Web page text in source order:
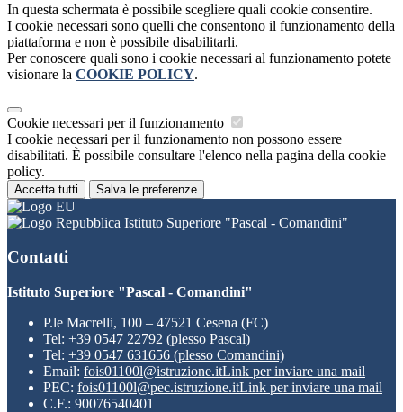
In questa schermata è possibile scegliere quali cookie consentire.
I cookie necessari sono quelli che consentono il funzionamento della
piattaforma e non è possibile disabilitarli.
Per conoscere quali sono i cookie necessari al funzionamento potete
visionare la COOKIE POLICY.
Cookie necessari per il funzionamento
I cookie necessari per il funzionamento non possono essere
disabilitati. È possibile consultare l'elenco nella pagina della cookie
policy.
Accetta tutti Salva le preferenze
Istituto Superiore "Pascal - Comandini"
Contatti
Istituto Superiore "Pascal - Comandini"
P.le Macrelli, 100 – 47521 Cesena (FC)
Tel: +39 0547 22792 (plesso Pascal)
Tel: +39 0547 631656 (plesso Comandini)
Email: fois01100l@istruzione.itLink per inviare una mail
PEC: fois01100l@pec.istruzione.itLink per inviare una mail
C.F.: 90076540401